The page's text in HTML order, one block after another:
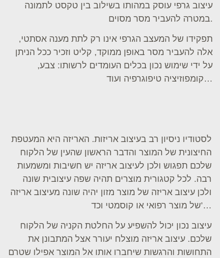
עיצוב גרפי עוסק במהותו בשילוב בין טקסט לתמונה
במטרה להעביר מסר מסוים.
תפקידו של המעצב הגרפי אינו רק לתת מענה אסתטי,
אלה להעביר מסר באופן ממוקד, קליט וזכיר ככל הניתן
על ידי שימוש נכון בכלים העומדים לרשותו: צבע,
קומפוזיציה טיפוגרפיה ועוד…
לסטודיו ניסיון רב בעיצוב אריזות. האריזה היא המעטפת
החיצונית של המוצר והדבר הראשון שהעין של הלקוח
שלכם תפגוש ולכן לעיצוב אריזה יש חשיבות ומשמעות
רבה. לכל קטגורית מוצרים תהיה שפה עיצובית שונה
ולכן עיצוב אריזה של מוצר מזון יהיה שונה מעיצוב אריזה
של מוצר רפואי או קוסמטי וכד’…
עיצוב נכון יכול להשפיע על החלטת הקניה של הלקוח
שלכם. עיצוב אריזה מוצלח יעורר אצל המתבונן את
התחושות והרגשות שיחברו אותו אל המוצר אפילו שטרם